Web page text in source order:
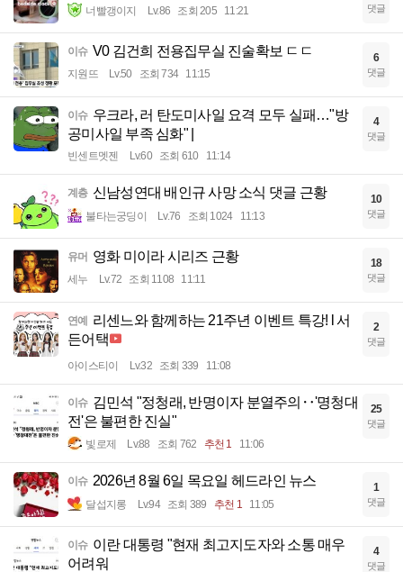
너빨갱이지 Lv.86 조회 205 11:21 댓글
이슈 V0 김건희 전용집무실 진술확보 ㄷㄷ
지원뜨 Lv.50 조회 734 11:15
6
댓글
이슈 우크라, 러 탄도미사일 요격 모두 실패…"방
공미사일 부족 심화" |
빈센트멧젠 Lv.60 조회 610 11:14
4
댓글
계층 신남성연대 배인규 사망 소식 댓글 근황
불타는궁딩이 Lv.76 조회 1024 11:13
10
댓글
유머 영화 미이라 시리즈 근황
세누 Lv.72 조회 1108 11:11
18
댓글
연예 리센느와 함께하는 21주년 이벤트 특강! l 서
든어택
아이스티이 Lv.32 조회 339 11:08
2
댓글
이슈 김민석 "정청래, 반명이자 분열주의‥'명청대
전'은 불편한 진실"
빛로제 Lv.88 조회 762 추천 1 11:06
25
댓글
이슈 2026년 8월 6일 목요일 헤드라인 뉴스
달섭지롱 Lv.94 조회 389 추천 1 11:05
1
댓글
이슈 이란 대통령 "현재 최고지도자와 소통 매우
어려워
4
댓글